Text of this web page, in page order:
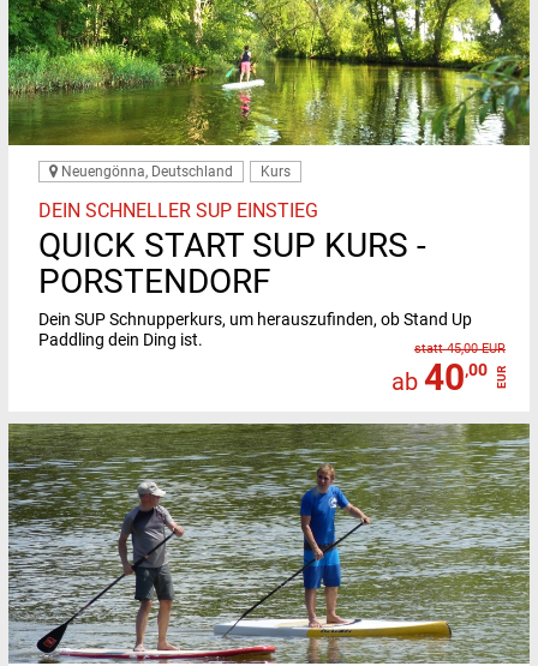
Neuengönna, Deutschland Kurs
DEIN SCHNELLER SUP EINSTIEG
QUICK START SUP KURS -
PORSTENDORF
Dein SUP Schnupperkurs, um herauszufinden, ob Stand Up
Paddling dein Ding ist.
statt 45,00 EUR
ab 40,00 EUR